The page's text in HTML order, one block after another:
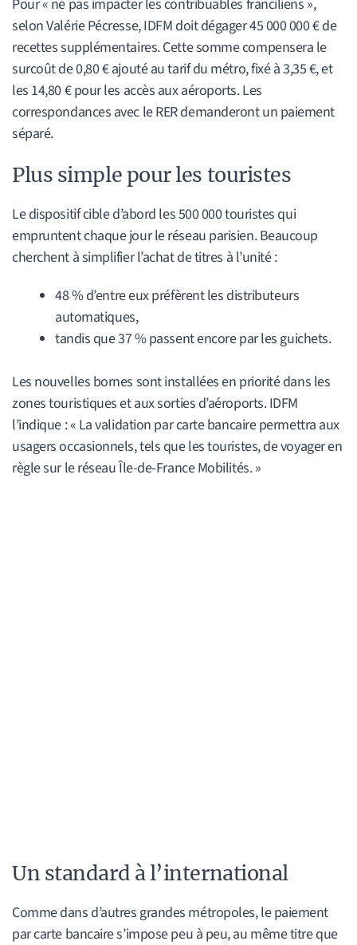
Pour « ne pas impacter les contribuables franciliens »,
selon Valérie Pécresse, IDFM doit dégager 45 000 000 € de
recettes supplémentaires. Cette somme compensera le
surcoût de 0,80 € ajouté au tarif du métro, fixé à 3,35 €, et
les 14,80 € pour les accès aux aéroports. Les
correspondances avec le RER demanderont un paiement
séparé.
Plus simple pour les touristes
Le dispositif cible d’abord les 500 000 touristes qui
empruntent chaque jour le réseau parisien. Beaucoup
cherchent à simplifier l’achat de titres à l’unité :
48 % d’entre eux préfèrent les distributeurs
automatiques,
tandis que 37 % passent encore par les guichets.
Les nouvelles bornes sont installées en priorité dans les
zones touristiques et aux sorties d’aéroports. IDFM
l’indique : « La validation par carte bancaire permettra aux
usagers occasionnels, tels que les touristes, de voyager en
règle sur le réseau Île-de-France Mobilités. »
Un standard à l’international
Comme dans d’autres grandes métropoles, le paiement
par carte bancaire s’impose peu à peu, au même titre que